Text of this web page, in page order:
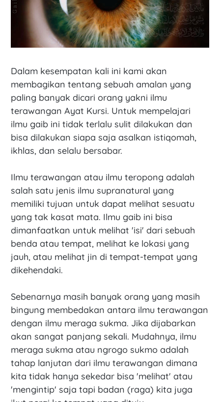
Dalam kesempatan kali ini kami akan
membagikan tentang sebuah amalan yang
paling banyak dicari orang yakni ilmu
terawangan Ayat Kursi. Untuk mempelajari
ilmu gaib ini tidak terlalu sulit dilakukan dan
bisa dilakukan siapa saja asalkan istiqomah,
ikhlas, dan selalu bersabar.
Ilmu terawangan atau ilmu teropong adalah
salah satu jenis ilmu supranatural yang
memiliki tujuan untuk dapat melihat sesuatu
yang tak kasat mata. Ilmu gaib ini bisa
dimanfaatkan untuk melihat 'isi' dari sebuah
benda atau tempat, melihat ke lokasi yang
jauh, atau melihat jin di tempat-tempat yang
dikehendaki.
Sebenarnya masih banyak orang yang masih
bingung membedakan antara ilmu terawangan
dengan ilmu meraga sukma. Jika dijabarkan
akan sangat panjang sekali. Mudahnya, ilmu
meraga sukma atau ngrogo sukmo adalah
tahap lanjutan dari ilmu terawangan dimana
kita tidak hanya sekedar bisa 'melihat' atau
'mengintip' saja tapi badan (raga) kita juga